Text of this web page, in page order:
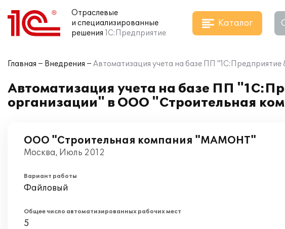
Отраслевые
и специализированные
решения 1С:Предприятие
Каталог
Главная Внедрения Автоматизация учета на базе ПП
Автоматизация учета на базе ПП
организации" в ООО "Строительная
ООО "Строительная компания "МАМОНТ"
Москва, Июль 2012
Вариант работы
Файловый
Общее число автоматизированных рабочих мест
5